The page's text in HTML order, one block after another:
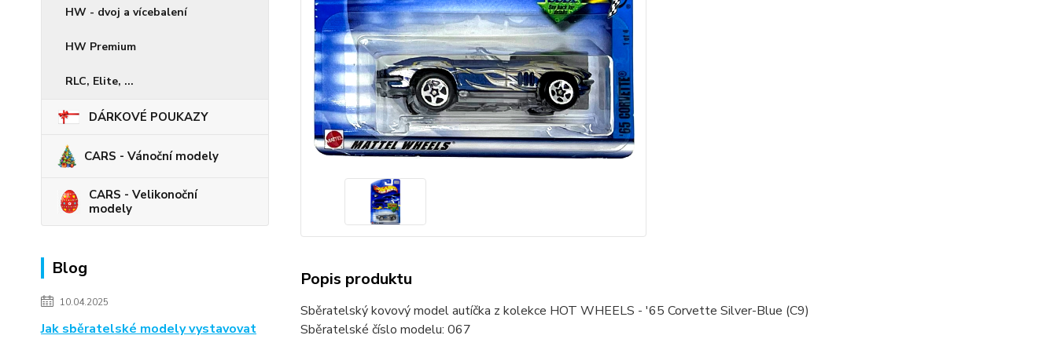
HW - dvoj a vícebalení
HW Premium
RLC, Elite, ...
DÁRKOVÉ POUKAZY
CARS - Vánoční modely
CARS - Velikonoční
modely
Blog
10.04.2025
Jak sběratelské modely vystavovat
Popis produktu
Sběratelský kovový model autíčka z kolekce HOT WHEELS - '65 Corvette Silver-Blue (C9)
Sběratelské číslo modelu: 067